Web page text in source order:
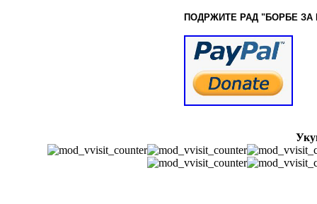
ПОДРЖИТЕ РАД "БОРБЕ ЗА